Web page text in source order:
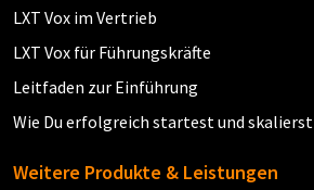
LXT Vox im Vertrieb
LXT Vox für Führungskräfte
Leitfaden zur Einführung
Wie Du erfolgreich startest und skalierst
Weitere Produkte & Leistungen